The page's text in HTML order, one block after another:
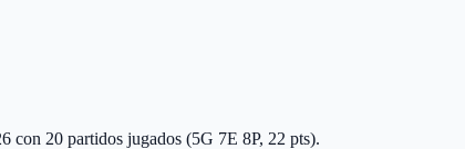
con 20 partidos jugados (5G 7E 8P, 22 pts).